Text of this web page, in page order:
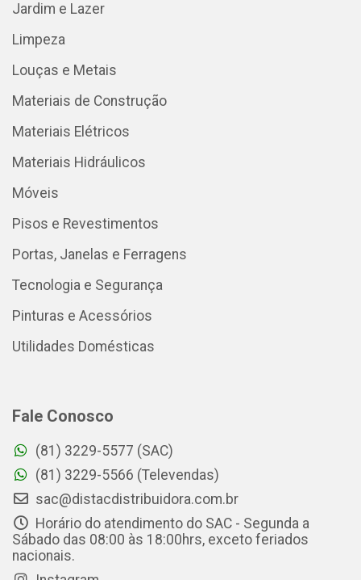
Jardim e Lazer
Limpeza
Louças e Metais
Materiais de Construção
Materiais Elétricos
Materiais Hidráulicos
Móveis
Pisos e Revestimentos
Portas, Janelas e Ferragens
Tecnologia e Segurança
Pinturas e Acessórios
Utilidades Domésticas
Fale Conosco
(81) 3229-5577 (SAC)
(81) 3229-5566 (Televendas)
sac@distacdistribuidora.com.br
Horário do atendimento do SAC - Segunda a
Sábado das 08:00 às 18:00hrs, exceto feriados
nacionais.